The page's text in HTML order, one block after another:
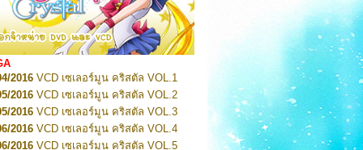
Pretty Guardian Sailor Moon Eternal
1
Pretty Guardian Sailor Moon Eternal
2
Pretty Guardian Sailor Moon Eternal
3
Pretty Guardian Sailor Moon Eternal
4
Pretty Guardian Sailor Moon Eternal
5
Pretty Guardian Sailor Moon Eternal
6
2016 VCD เซเลอร์มูน คริสตัล VOL.1
2016 VCD เซเลอร์มูน คริสตัล VOL.2
2016 VCD เซเลอร์มูน คริสตัล VOL.3
2016 VCD เซเลอร์มูน คริสตัล VOL.4
2016 VCD เซเลอร์มูน คริสตัล VOL.5